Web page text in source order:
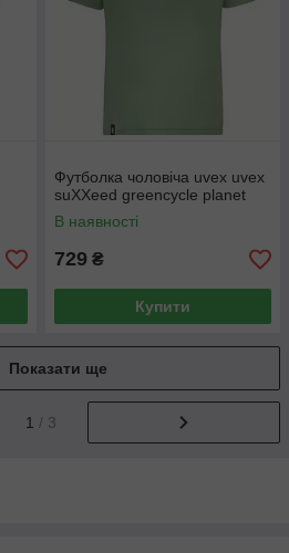
Футболка чоловіча uvex uvex
suXXeed greencycle planet
В наявності
729 ₴
Купити
Показати ще
1 / 3